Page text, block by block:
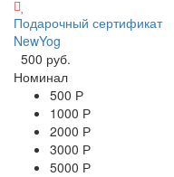
Подарочный сертификат
NewYog
500 руб.
Номинал
500 Р
1000 Р
2000 Р
3000 Р
5000 Р